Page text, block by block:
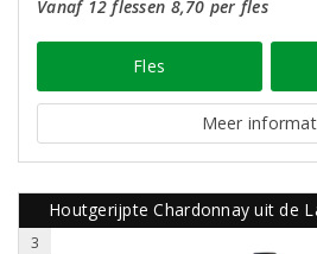
Vanaf 12 flessen 8,70 per fles
Fles
Meer
Houtgerijpte Chardonnay uit de
3